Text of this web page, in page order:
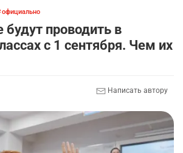
официально
проводить в
с 1 сентября. Чем их
Написать автору